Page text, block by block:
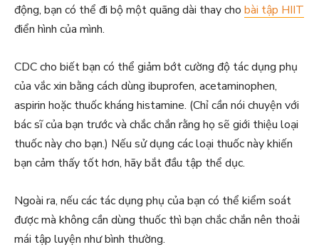
động, bạn có thể đi bộ một quãng dài thay cho bài tập HIIT
điển hình của mình.
CDC cho biết bạn có thể giảm bớt cường độ tác dụng phụ
của vắc xin bằng cách dùng ibuprofen, acetaminophen,
aspirin hoặc thuốc kháng histamine. (Chỉ cần nói chuyện với
bác sĩ của bạn trước và chắc chắn rằng họ sẽ giới thiệu loại
thuốc này cho bạn.) Nếu sử dụng các loại thuốc này khiến
bạn cảm thấy tốt hơn, hãy bắt đầu tập thể dục.
Ngoài ra, nếu các tác dụng phụ của bạn có thể kiểm soát
được mà không cần dùng thuốc thì bạn chắc chắn nên thoải
mái tập luyện như bình thường.